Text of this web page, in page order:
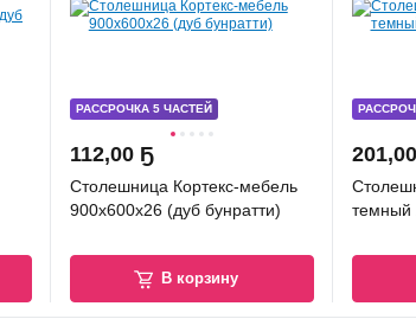
РАССРОЧКА 5 ЧАСТЕЙ
112,00 Ҕ
Столешница Кортекс-мебель
900x600x26 (дуб бунратти)
В корзину
201,
темный